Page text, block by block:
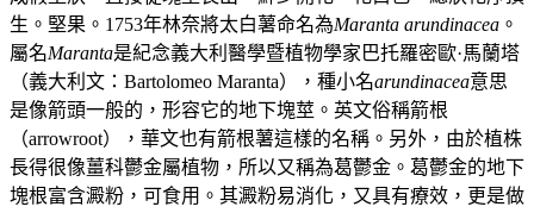
生。堅果。1753年林奈將太白薯命名為Maranta arundinacea 。
屬名Maranta是紀念義大利醫學暨植物學家巴托羅密歐·馬蘭塔
（義大利文：Bartolomeo Maranta），種小名arundinacea意思
是像箭頭一般的，形容它的地下塊莖。英文俗稱箭根
（arrowroot），華文也有箭根薯這樣的名稱。另外，由於植株
長得很像薑科鬱金屬植物，所以又稱為葛鬱金。葛鬱金的地下
塊根富含澱粉，可食用。其澱粉易消化，又具有療效，更是做